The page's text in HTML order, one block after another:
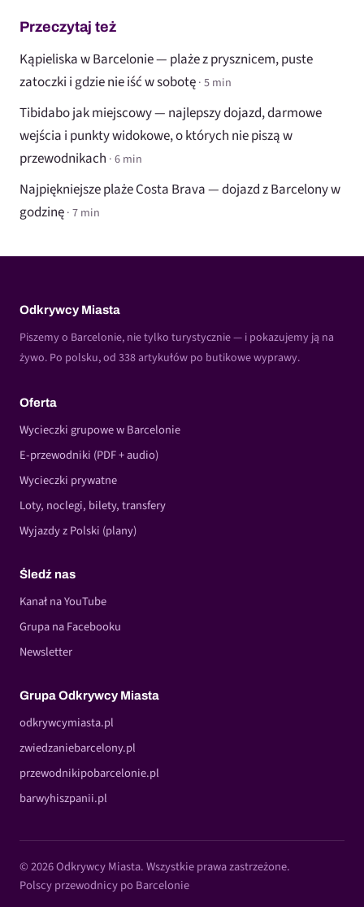
Przeczytaj też
Kąpieliska w Barcelonie — plaże z prysznicem, puste
zatoczki i gdzie nie iść w sobotę · 5 min
Tibidabo jak miejscowy — najlepszy dojazd, darmowe
wejścia i punkty widokowe, o których nie piszą w
przewodnikach · 6 min
Najpiękniejsze plaże Costa Brava — dojazd z Barcelony w
godzinę · 7 min
Odkrywcy Miasta
Piszemy o Barcelonie, nie tylko turystycznie — i pokazujemy ją na
żywo. Po polsku, od 338 artykułów po butikowe wyprawy.
Oferta
Wycieczki grupowe w Barcelonie
E-przewodniki (PDF + audio)
Wycieczki prywatne
Loty, noclegi, bilety, transfery
Wyjazdy z Polski (plany)
Śledź nas
Kanał na YouTube
Grupa na Facebooku
Newsletter
Grupa Odkrywcy Miasta
odkrywcymiasta.pl
zwiedzaniebarcelony.pl
przewodnikipobarcelonie.pl
barwyhiszpanii.pl
© 2026 Odkrywcy Miasta. Wszystkie prawa zastrzeżone.
Polscy przewodnicy po Barcelonie